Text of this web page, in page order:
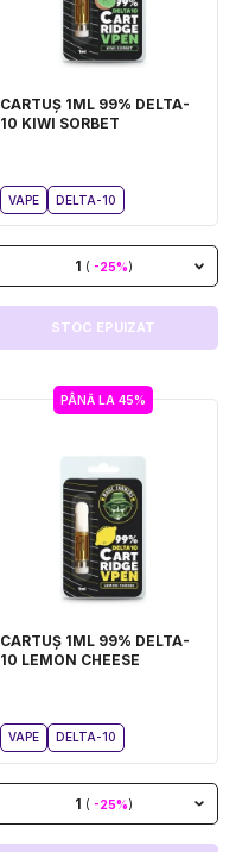
CARTUȘ 1ML 99% DELTA-
10 KIWI SORBET
VAPE DELTA-10
1 ( -25%)
STOC EPUIZAT
PÂNĂ LA 45%
CARTUȘ 1ML 99% DELTA-
10 LEMON CHEESE
VAPE DELTA-10
1 ( -25%)